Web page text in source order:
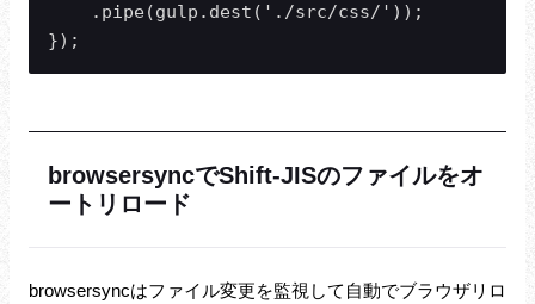
    .pipe(gulp.dest('./src/css/'));
});
browsersyncでShift-JISのファイルをオ
ートリロード
browsersyncはファイル変更を監視して自動でブラウザリロ